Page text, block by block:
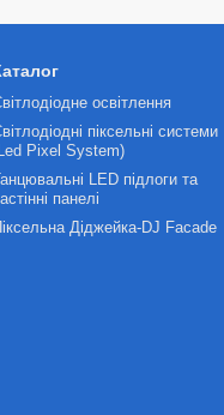
освітлення
піксельні системи
Pixel System)
LED підлоги та
панелі
Діджейка-DJ Facade